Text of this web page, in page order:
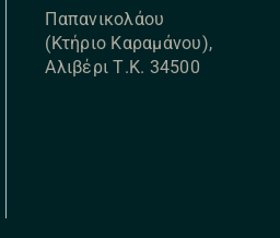
Παπανικολάου
(Κτήριο Καραμάνου),
Αλιβέρι Τ.Κ. 34500